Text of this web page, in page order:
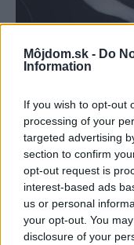
Môjdom.sk - Do
Information
If you wish to opt-out
processing of your
targeted advertising
section to confirm
opt-out request is
interest-based ads
us or personal
your opt-out. You
disclosure of your
Škrabka pri správnom
dosky. Poškodenia rúry
Čistenie
Pri mriežke
zvyšku rúry.